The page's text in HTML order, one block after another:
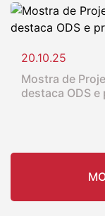
20.10.25
Mostra de
destaca ODS